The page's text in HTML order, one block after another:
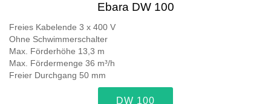
Ebara DW 100
Freies Kabelende 3 x 400 V
Ohne Schwimmerschalter
Max. Förderhöhe 13,3 m
Max. Fördermenge 36 m³/h
Freier Durchgang 50 mm
DW 100